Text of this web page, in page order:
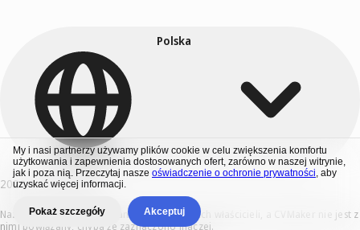
My i nasi partnerzy używamy plików cookie w celu zwiększenia komfortu
użytkowania i zapewnienia dostosowanych ofert, zarówno w naszej witrynie,
jak i poza nią. Przeczytaj nasze oświadczenie o ochronie prywatności, aby
uzyskać więcej informacji.
Pokaż szczegóły Akceptuj
2026 © CV Maker B.V.
Polska
Nazwy i logo firm są znakami towarowymi ich właścicieli, a CVMaker nie jest z
nimi powiązany, chyba że zaznaczono inaczej.